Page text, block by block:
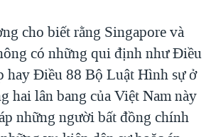
cho biết rằng Singapore và
có những qui định như Điều
hay Điều 88 Bộ Luật Hình sự ở
hai lân bang của Việt Nam này
những người bất đồng chính